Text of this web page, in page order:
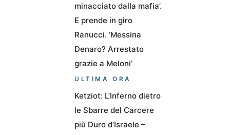
minacciato dalla mafia’.
E prende in giro
Ranucci. ‘Messina
Denaro? Arrestato
grazie a Meloni’
ULTIMA ORA
Ketziot: L’Inferno dietro
le Sbarre del Carcere
più Duro d’Israele –